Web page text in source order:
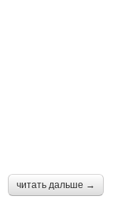
читать дальше →